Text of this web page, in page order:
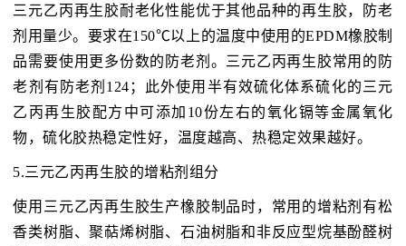
三元乙丙再生胶耐老化性能优于其他品种的再生胶，防老
剂用量少。要求在150℃以上的温度中使用的EPDM橡胶制
品需要使用更多份数的防老剂。三元乙丙再生胶常用的防
老剂有防老剂124；此外使用半有效硫化体系硫化的三元
乙丙再生胶配方中可添加10份左右的氧化镉等金属氧化
物，硫化胶热稳定性好，温度越高、热稳定效果越好。
5.三元乙丙再生胶的增粘剂组分
使用三元乙丙再生胶生产橡胶制品时，常用的增粘剂有松
香类树脂、聚萜烯树脂、石油树脂和非反应型烷基酚醛树